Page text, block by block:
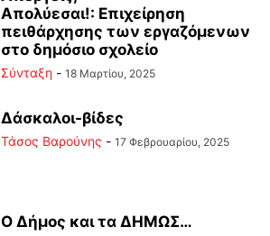
Απολύεσαι!: Επιχείρηση
πειθάρχησης των εργαζόμενων
στο δημόσιο σχολείο
Σύνταξη - 18 Μαρτίου, 2025
Δάσκαλοι-βίδες
Τάσος Βαρούνης - 17 Φεβρουαρίου, 2025
Ο Δήμος και τα ΔΗΜΩΣ…